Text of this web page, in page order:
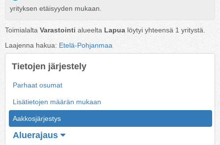
yrityksen etäisyyden mukaan.
Toimialalta Varastointi alueelta Lapua löytyi yhteensä 1 yritystä.
Laajenna hakua: Etelä-Pohjanmaa
Tietojen järjestely
Parhaat osumat
Lisätietojen määrän mukaan
Aakkosjärjestys
Aluerajaus